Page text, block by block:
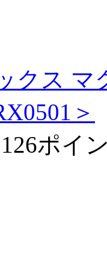
クス マ
＞
126ポイ